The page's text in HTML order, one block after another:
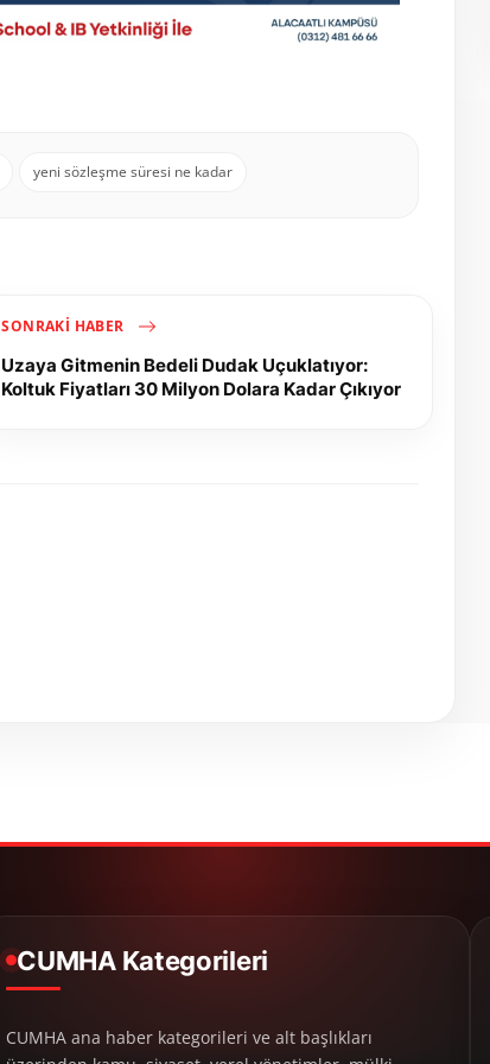
yeni sözleşme süresi ne kadar
SONRAKI HABER
Uzaya Gitmenin Bedeli Dudak Uçuklatıyor:
Koltuk Fiyatları 30 Milyon Dolara Kadar Çıkıyor
CUMHA Kategorileri
CUMHA ana haber kategorileri ve alt başlıkları